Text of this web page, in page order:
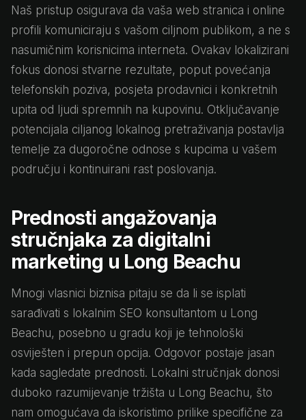
Naš pristup osigurava da vaša web stranica i online
profili komuniciraju s vašom ciljnom publikom, a ne s
nasumičnim korisnicima interneta. Ovakav lokalizirani
fokus donosi stvarne rezultate, poput povećanja
telefonskih poziva, posjeta prodavnici i konkretnih
upita od ljudi spremnih na kupovinu. Otključavanje
potencijala ciljanog lokalnog pretraživanja postavlja
temelje za dugoročne odnose s kupcima u vašem
području i kontinuirani rast poslovanja.
Prednosti angažovanja
stručnjaka za digitalni
marketing u Long Beachu
Mnogi vlasnici biznisa pitaju se da li se isplati
sarađivati s lokalnim SEO konsultantom u Long
Beachu, posebno u gradu koji je tehnološki
osviješten i prepun opcija. Odgovor postaje jasan
kada sagledate prednosti. Lokalni stručnjak donosi
duboko razumijevanje tržišta u Long Beachu, što
nam omogućava da iskoristimo prilike specifične za